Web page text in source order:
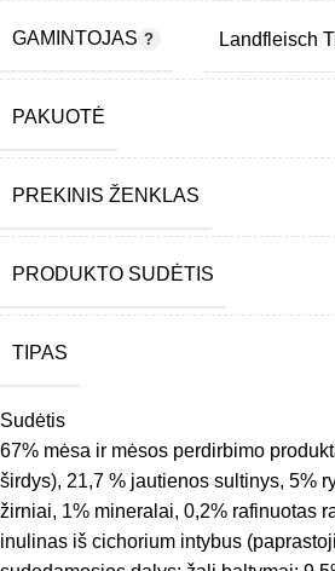
GAMINTOJAS Landfleisch
PAKUOTĖ
PREKINIS ŽENKLAS
PRODUKTO SUDĖTIS
TIPAS
Sudėtis
67% mėsa ir mėsos perdirbimo
širdys), 21,7 % jautienos sultinys, 5%
žirniai, 1% mineralai, 0,2% rafinuotas
inulinas iš cichorium intybus